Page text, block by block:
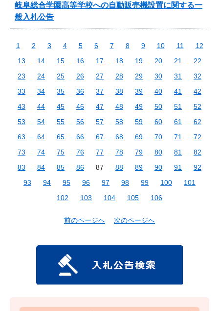
岐阜総合学園高等学校への自動販売機設置に関する一
般入札公告
1 2 3 4 5 6 7 8 9 10 11
12
13
14 15 16 17 18 19 20 21
22
23
24 25 26 27 28 29 30 31
32
33
34 35 36 37 38 39 40 41
42
43
44 45 46 47 48 49 50 51
52
53
54 55 56 57 58 59 60 61
62
63
64 65 66 67 68 69 70 71
72
73
74 75 76 77 78 79 80 81
82
83
84 85 86 87 88 89 90 91
92
93
94 95 96 97 98 99 100
101
102
103 104 105 106
前のページへ 次のページへ